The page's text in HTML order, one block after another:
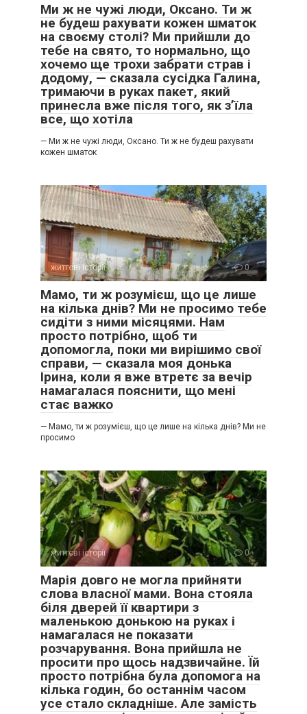
Ми ж не чужі люди, Оксано. Ти ж
не будеш рахувати кожен шматок
на своєму столі? Ми прийшли до
тебе на свято, то нормально, що
хочемо ще трохи забрати страв і
додому, — сказала сусідка Галина,
тримаючи в руках пакет, який
принесла вже після того, як з’їла
все, що хотіла
— Ми ж не чужі люди, Оксано. Ти ж не будеш рахувати
кожен шматок
життєві історії 0
Мамо, ти ж розумієш, що це лише
на кілька днів? Ми не просимо тебе
сидіти з ними місяцями. Нам
просто потрібно, щоб ти
допомогла, поки ми вирішимо свої
справи, — сказала моя донька
Ірина, коли я вже втретє за вечір
намагалася пояснити, що мені
стає важко
— Мамо, ти ж розумієш, що це лише на кілька днів? Ми не
просимо
життєві історії 0
Марія довго не могла прийняти
слова власної мами. Вона стояла
біля дверей її квартири з
маленькою донькою на руках і
намагалася не показати
розчарування. Вона прийшла не
просити про щось надзвичайне. Їй
просто потрібна була допомога на
кілька годин, бо останнім часом
усе стало складніше. Але замість